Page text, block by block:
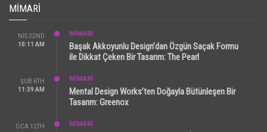
MIMARI
NIS 22ND
10:11 AM
MİMARİ
Başak Akkoyunlu Design’dan Özgün Saçak Formu
ile Dikkat Çeken Bir Tasarım: The Pearl
ŞUB 6TH
11:39 AM
MİMARİ
Mental Design Works’ten Doğayla Bütünleşen Bir
Tasarım: Greenox
OCA 12TH
MİMARİ